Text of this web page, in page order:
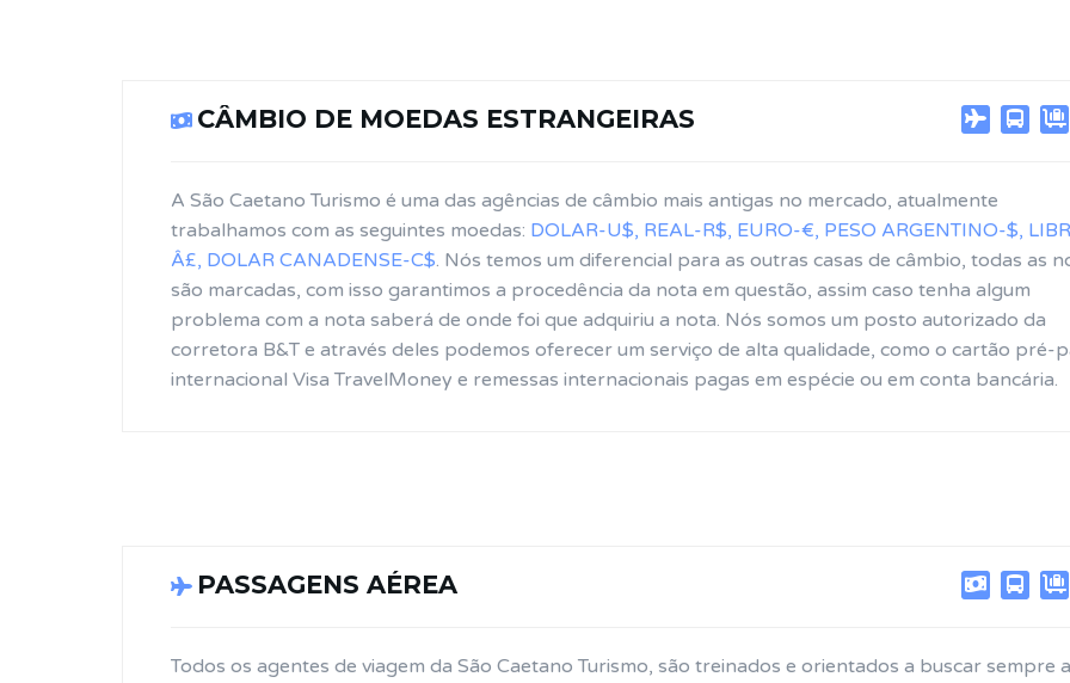
CÂMBIO DE MOEDAS ESTRANGEIRAS
A São Caetano Turismo é uma das agências de câmbio mais antigas no mercado, atualmente
trabalhamos com as seguintes moedas: DOLAR-U$, REAL-R$, EURO-€, PESO ARGENTINO-$,
Â£, DOLAR CANADENSE-C$. Nós temos um diferencial para as outras casas de câmbio, todas as
são marcadas, com isso garantimos a procedência da nota em questão, assim caso tenha algum
problema com a nota saberá de onde foi que adquiriu a nota. Nós somos um posto autorizado da
corretora B&T e através deles podemos oferecer um serviço de alta qualidade, como o cartão pré-
internacional Visa TravelMoney e remessas internacionais pagas em espécie ou em conta bancária.
PASSAGENS AÉREA
Todos os agentes de viagem da São Caetano Turismo, são treinados e orientados a buscar sempre a